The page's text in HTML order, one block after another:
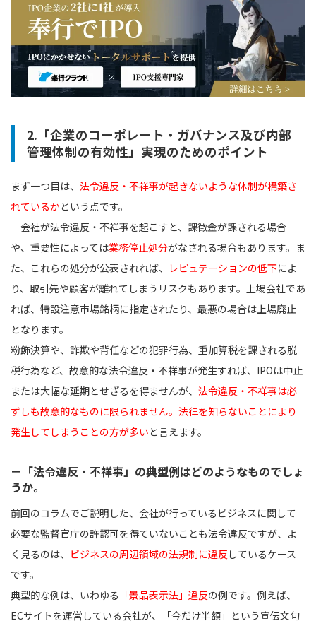
2.「企業のコーポレート・ガバナンス及び内部
管理体制の有効性」実現のためのポイント
まず一つ目は、 法令違反・不祥事が起きないような体制が構築さ
れているかという点です。
会社が法令違反・不祥事を起こすと、課徴金が課される場合
や、重要性によっては業務停止処分がなされる場合もあります。ま
た、これらの処分が公表されれば、 レピュテーションの低下によ
り、取引先や顧客が離れてしまうリスクもあります。上場会社であ
れば、特設注意市場銘柄に指定されたり、最悪の場合は上場廃止
となります。
粉飾決算や、詐欺や背任などの犯罪行為、重加算税を課される脱
税行為など、故意的な法令違反・不祥事が発生すれば、IPOは中止
または大幅な延期とせざるを得ませんが、 法令違反・不祥事は必
ずしも故意的なものに限られません。法律を知らないことにより
発生してしまうことの方が多いと言えます。
－「法令違反・不祥事」の典型例はどのようなものでしょ
うか。
前回のコラムでご説明した、会社が行っているビジネスに関して
必要な監督官庁の許認可を得ていないことも法令違反ですが、よ
く見るのは、 ビジネスの周辺領域の法規制に違反 しているケース
です。
典型的な例は、いわゆる 「景品表示法」違反の例です。例えば、
ECサイトを運営している会社が、「今だけ半額」という宣伝文句